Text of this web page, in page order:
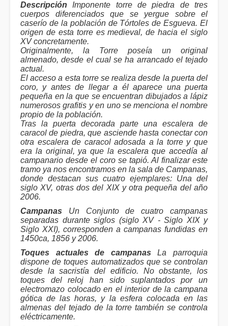
Descripción Imponente torre de piedra de tres
cuerpos diferenciados que se yergue sobre el
caserío de la población de Tórtoles de Esgueva. El
origen de esta torre es medieval, de hacia el siglo
XV concretamente.
Originalmente, la Torre poseía un original
almenado, desde el cual se ha arrancado el tejado
actual.
El acceso a esta torre se realiza desde la puerta del
coro, y antes de llegar a él aparece una puerta
pequeña en la que se encuentran dibujados a lápiz
numerosos grafitis y en uno se menciona el nombre
propio de la población.
Tras la puerta decorada parte una escalera de
caracol de piedra, que asciende hasta conectar con
otra escalera de caracol adosada a la torre y que
era la original, ya que la escalera que accedía al
campanario desde el coro se tapió. Al finalizar este
tramo ya nos encontramos en la sala de Campanas,
donde destacan sus cuatro ejemplares: Una del
siglo XV, otras dos del XIX y otra pequeña del año
2006.
Campanas Un Conjunto de cuatro campanas
separadas durante siglos (siglo XV - Siglo XIX y
Siglo XXI), corresponden a campanas fundidas en
1450ca, 1856 y 2006.
Toques actuales de campanas La parroquia
dispone de toques automatizados que se controlan
desde la sacristía del edificio. No obstante, los
toques del reloj han sido suplantados por un
electromazo colocado en el interior de la campana
gótica de las horas, y la esfera colocada en las
almenas del tejado de la torre también se controla
eléctricamente.